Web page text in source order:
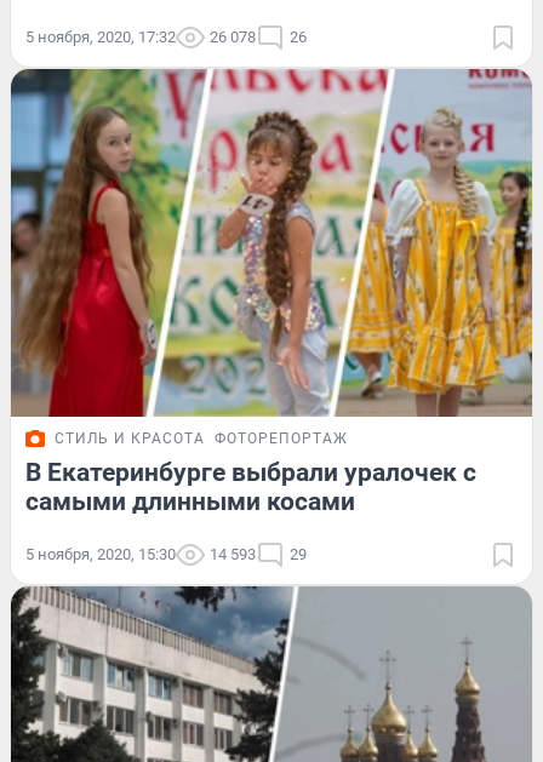
5 ноября, 2020, 17:32 26 078 26
СТИЛЬ И КРАСОТА ФОТОРЕПОРТАЖ
В Екатеринбурге выбрали уралочек с
самыми длинными косами
5 ноября, 2020, 15:30 14 593 29